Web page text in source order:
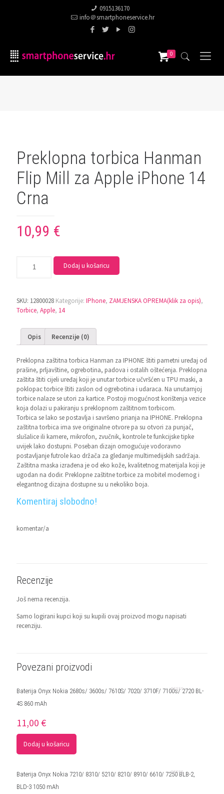
0915136170
info＠smartphoneservice.hr
0
Preklopna torbica Hanman
Flip Mill za Apple iPhone 14
Crna
10,99 €
Dodaj u košaricu
SKU: 12800028 Kategorije: IPhone, ZAMJENSKA OPREMA(klik za opis),
Torbice, Apple, 14
Opis Recenzije (0)
Preklopna zaštitna torbica Hanman za IPHONE štiti pametni uređaj od
prašine, prljavštine, ogrebotina, padova i ostalih oštećenja. Preklopna
zaštita štiti cijeli uređaj koji je unutar torbice učvršćen u TPU maski, a
poklopac torbice štiti zaslon od ogrebotina i udaraca. Na unutarnjoj
torbice nalaze se utori za kartice. Postoji mogućnost korištenja vezice
koja dolazi u pakiranju s preklopnom zaštitnom torbicom.
Torbica se lako se postavlja i savršeno prianja na IPHONE. Preklopna
zaštitna torbica ima sve originalne otvore pa su otvori za punjač,
slušalice ili kamere, mikrofon, zvučnik, kontrole te funkcijske tipke
uvijek lako dostupni. Poseban dizajn omogućuje vodoravno
postavljanje futrole kao držača za gledanje multimedijskih sadržaja.
Zaštitna maska izrađena je od eko kože, kvalitetnog materijala koji je
ugodan na dodir. Preklopne zaštitne torbice za mobitel modernog i
elegantnog dizajna dostupne su u nekoliko boja.
Komentiraj slobodno!
komentar/a
Recenzije
Još nema recenzija.
Samo logirani kupci koji su kupili ovaj proizvod mogu napisati
recenziju.
Povezani proizvodi
Baterija Onyx Nokia 2680s/ 3600s/ 7610S/ 7020/ 3710F/ 7100s/ 2720 BL-
4S 860 mAh
11,00 €
Dodaj u košaricu
Baterija Onyx Nokia 7210/ 8310/ 5210/ 8210/ 8910/ 6610/ 7250 BLB-2,
BLD-3 1050 mAh